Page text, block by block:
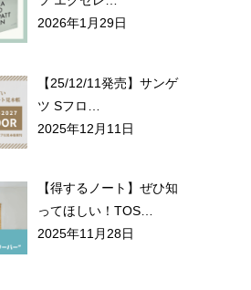
2026年1月29日
【25/12/11発売】サンゲ
ツ Sフロ…
2025年12月11日
【得するノート】ぜひ知
ってほしい！TOS…
2025年11月28日